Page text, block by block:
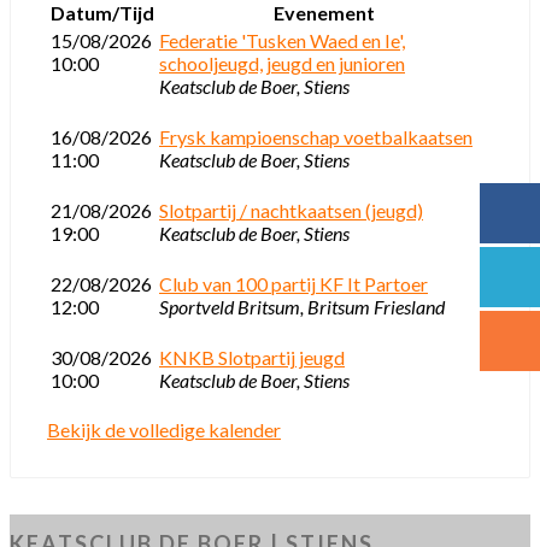
Datum/Tijd
Evenement
15/08/2026
10:00
Federatie 'Tusken Waed en Ie',
schooljeugd, jeugd en junioren
Keatsclub de Boer, Stiens
16/08/2026
11:00
Frysk kampioenschap voetbalkaatsen
Keatsclub de Boer, Stiens
21/08/2026
19:00
Slotpartij / nachtkaatsen (jeugd)
Keatsclub de Boer, Stiens
22/08/2026
12:00
Club van 100 partij KF It Partoer
Sportveld Britsum, Britsum Friesland
30/08/2026
10:00
KNKB Slotpartij jeugd
Keatsclub de Boer, Stiens
Bekijk de volledige kalender